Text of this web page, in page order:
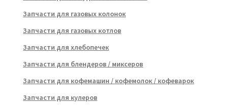
Запчасти для газовых колонок
Запчасти для газовых котлов
Запчасти для хлебопечек
Запчасти для блендеров / миксеров
Запчасти для кофемашин / кофемолок / кофеварок
Запчасти для кулеров